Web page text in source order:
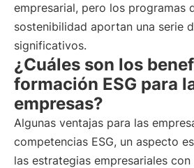
empresarial, pero los programas
sostenibilidad aportan una serie
significativos.
¿Cuáles son los
formación ESG para
empresas?
Algunas ventajas para las
competencias ESG, un aspecto
las estrategias empresariales